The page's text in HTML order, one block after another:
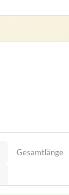
Gesamtlänge